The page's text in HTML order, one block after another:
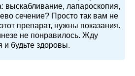
выскабливание, лапароскопия,
сечение? Просто так вам не
препарат, нужны показания.
не понравилось. Жду
и будьте здоровы.